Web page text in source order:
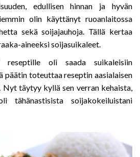
edullisen hinnan ja hyvän
olin käyttänyt ruoanlaitossa
sekä soijajauhoja. Tällä kertaa
aineeksi soijasuikaleet.
reseptille oli saada suikaleisiin
päätin toteuttaa reseptin aasialaisen
Nyt täytyy kyllä sen verran kehaista,
soijakokeiluistani